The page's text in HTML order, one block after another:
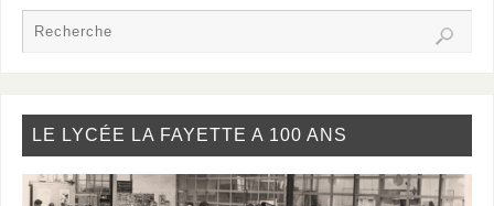
LE LYCÉE LA FAYETTE A 100 ANS